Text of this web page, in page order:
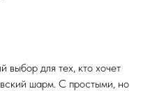
выбор для тех, кто хочет
шарм. С простыми, но